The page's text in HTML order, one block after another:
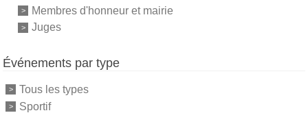
Membres d'honneur et mairie
Juges
Événements par type
Tous les types
Sportif